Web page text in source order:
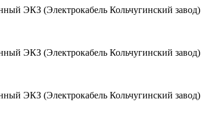
ЭКЗ (Электрокабель Кольчугинский завод)
ЭКЗ (Электрокабель Кольчугинский завод)
ЭКЗ (Электрокабель Кольчугинский завод)